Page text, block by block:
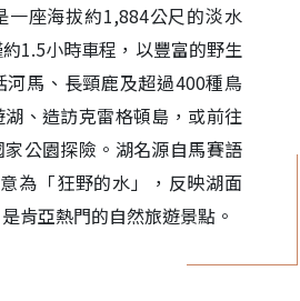
一座海拔約1,884公尺的淡水
1.5小時車程，以豐富的野生
河馬、長頸鹿及超過400種鳥
、造訪克雷格頓島，或前往
公園探險。湖名源自馬賽語
意為「狂野的水」，反映湖面
肯亞熱門的自然旅遊景點。